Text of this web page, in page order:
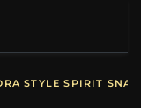
STYLE SPIRIT